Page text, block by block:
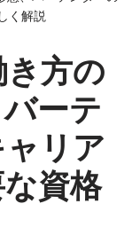
く解説
方の
ーテ
リア
資格